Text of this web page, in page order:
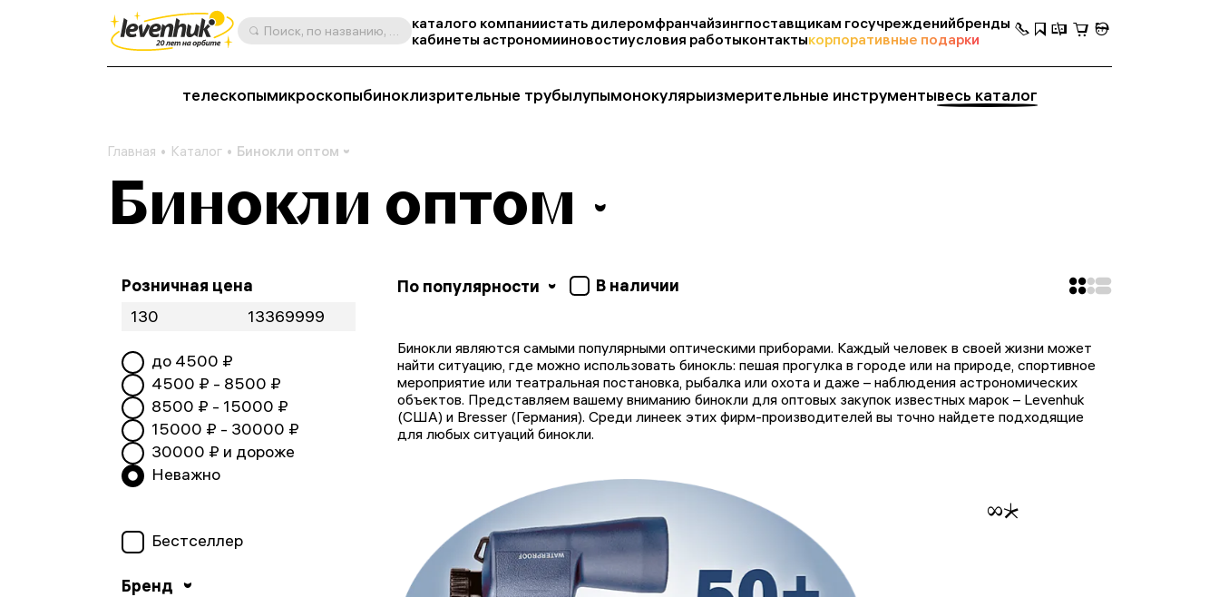
Поиск, по названию, артикулу, категории и др. каталого компаниистать дилеромфранчайзингпоставщикам госучрежденийбренды
кабинеты астрономииновостиусловия работыконтактыкорпоративные подарки
телескопымикроскопыбиноклизрительные трубылупымонокулярыизмерительные инструментывесь каталог
Главная Каталог Бинокли оптом
Бинокли оптом
Розничная цена
до 4500 ₽
4500 ₽ - 8500 ₽
8500 ₽ - 15000 ₽
15000 ₽ - 30000 ₽
30000 ₽ и дороже
Неважно
Бестселлер
Бренд
По популярности В наличии
Бинокли являются самыми популярными оптическими приборами. Каждый человек в своей жизни может
найти ситуацию, где можно использовать бинокль: пешая прогулка в городе или на природе, спортивное
мероприятие или театральная постановка, рыбалка или охота и даже – наблюдения астрономических
объектов. Представляем вашему вниманию бинокли для оптовых закупок известных марок – Levenhuk
(США) и Bresser (Германия). Среди линеек этих фирм-производителей вы точно найдете подходящие
для любых ситуаций бинокли.